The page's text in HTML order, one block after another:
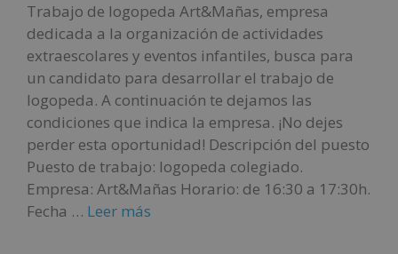
Trabajo de logopeda Art&Mañas, empresa
dedicada a la organización de actividades
extraescolares y eventos infantiles, busca para
un candidato para desarrollar el trabajo de
logopeda. A continuación te dejamos las
condiciones que indica la empresa. ¡No dejes
perder esta oportunidad! Descripción del puesto
Puesto de trabajo: logopeda colegiado.
Empresa: Art&Mañas Horario: de 16:30 a 17:30h.
Fecha … Leer más